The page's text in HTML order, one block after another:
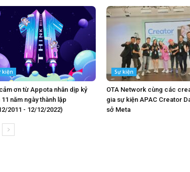
kiện
ơn từ Appota nhân dịp kỷ
11 năm ngày thành lập
2011 - 12/12/2022)
Sự kiện
OTA Network cùng các
gia sự kiện APAC Creator
sở Meta